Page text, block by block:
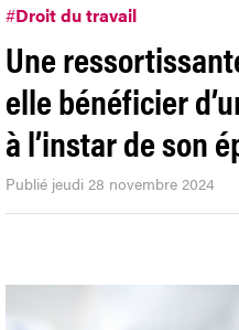
#Droit du travail
Une
elle bénéficier
à l’instar de son
Publié jeudi 28 novembre 2024